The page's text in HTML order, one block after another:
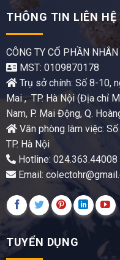
THÔNG TIN LIÊN HỆ
CÔNG TY CỔ PHẦN
MST: 0109870178
Trụ sở chính: Số 8-10,
Mai , TP. Hà Nội (Địa chỉ
Nam, P. Mai Động, Q.
Văn phòng làm việc: Số
TP. Hà Nội
Hotline:
Email:
TUYỂN DỤNG